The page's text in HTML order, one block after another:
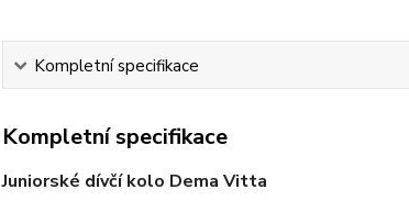
Kompletní specifikace
Kompletní specifikace
Juniorské dívčí kolo Dema Vitta